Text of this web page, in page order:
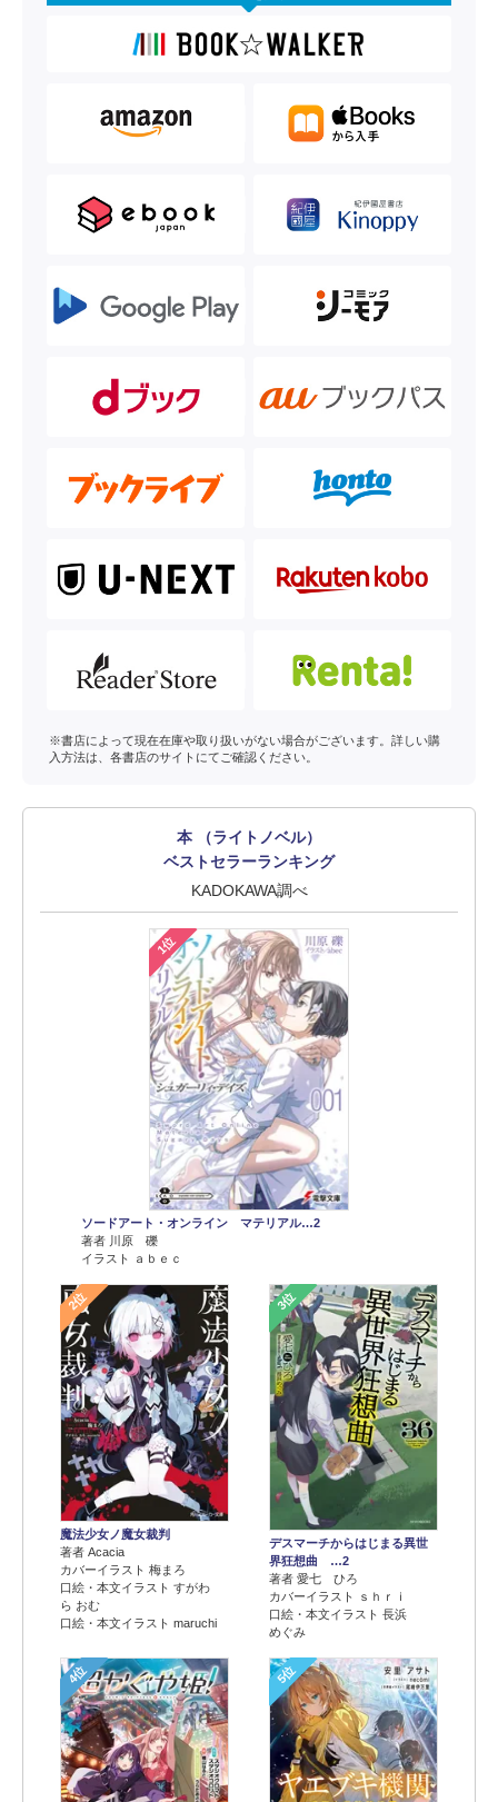
※書店によって現在在庫や取り扱いがない場合がございます。詳しい購
入方法は、各書店のサイトにてご確認ください。
本 （ライトノベル）
ベストセラーランキング
KADOKAWA調べ
1位
ソードアート・オンライン マテリアル…2
著者 川原 礫
イラスト ａｂｅｃ
2位
魔法少女ノ魔女裁判
著者 Acacia
カバーイラスト 梅まろ
口絵・本文イラスト すがわ
ら おむ
口絵・本文イラスト maruchi
3位
デスマーチからはじまる異世
界狂想曲 …2
著者 愛七 ひろ
カバーイラスト ｓｈｒｉ
口絵・本文イラスト 長浜
めぐみ
4位 5位